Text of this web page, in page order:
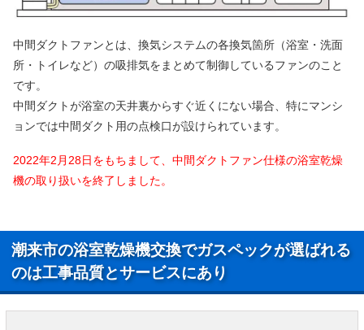
中間ダクトファンとは、換気システムの各換気箇所（浴室・洗面
所・トイレなど）の吸排気をまとめて制御しているファンのこと
です。
中間ダクトが浴室の天井裏からすぐ近くにない場合、特にマンシ
ョンでは中間ダクト用の点検口が設けられています。
2022年2月28日をもちまして、中間ダクトファン仕様の浴室乾燥
機の取り扱いを終了しました。
潮来市の浴室乾燥機交換でガスペックが選ばれる
のは工事品質とサービスにあり